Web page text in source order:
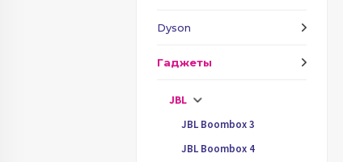
Dyson
Гаджеты
JBL
JBL Boombox 3
JBL Boombox 4